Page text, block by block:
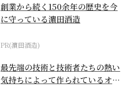
創業から続く150余年の歴史を今
に守っている濵田酒造
PR(濵田酒造)
最先端の技術と技術者たちの熱い
気持ちによって作られているオー